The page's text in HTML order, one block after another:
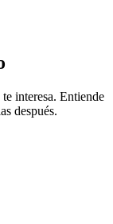
interesa. Entiende
después.